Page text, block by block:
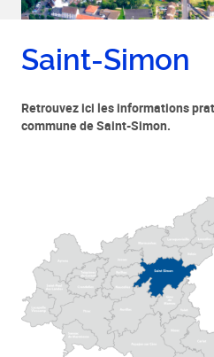
Saint-Simon
Retrouvez ici les informations
commune de Saint-Simon.